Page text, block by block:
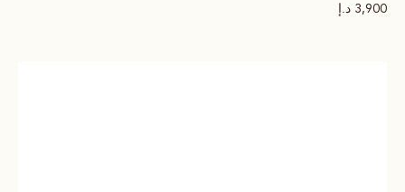
3,900 د.إ